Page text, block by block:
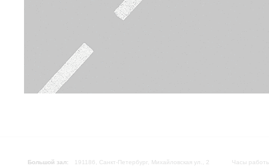
Большой зал:
191186, Санкт-Петербург, Михайловская ул., 2
Часы